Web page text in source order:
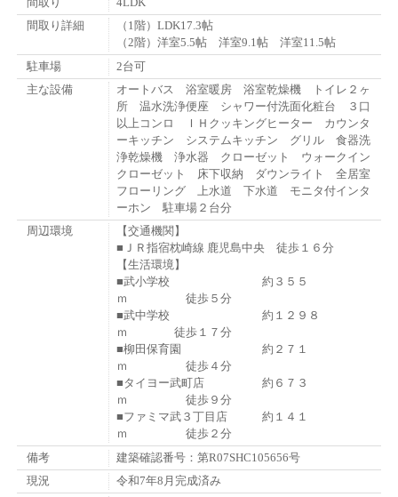
間取り詳細
（1階）LDK17.3帖
（2階）洋室5.5帖 洋室9.1帖 洋室11.5帖
駐車場
2台可
主な設備
オートバス 浴室暖房 浴室乾燥機 トイレ２ヶ
所 温水洗浄便座 シャワー付洗面化粧台 ３口
以上コンロ ＩＨクッキングヒーター カウンタ
ーキッチン システムキッチン グリル 食器洗
浄乾燥機 浄水器 クローゼット ウォークイン
クローゼット 床下収納 ダウンライト 全居室
フローリング 上水道 下水道 モニタ付インタ
ーホン 駐車場２台分
周辺環境
【交通機関】
■ＪＲ指宿枕崎線 鹿児島中央 徒歩１６分
【生活環境】
■武小学校 約３５５
ｍ 徒歩５分
■武中学校 約１２９８
ｍ 徒歩１７分
■柳田保育園 約２７１
ｍ 徒歩４分
■タイヨー武町店 約６７３
ｍ 徒歩９分
■ファミマ武３丁目店 約１４１
ｍ 徒歩２分
備考
建築確認番号：第R07SHC105656号
現況
令和7年8月完成済み